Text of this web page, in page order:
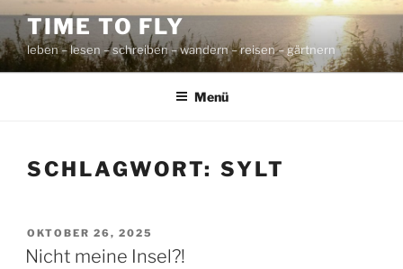
Zum
Inhalt
springen
TIME TO FLY
leben – lesen – schreiben – wandern – reisen – gärtnern
Menü
SCHLAGWORT: SYLT
VERÖFFENTLICHT
AM
OKTOBER 26, 2025
Nicht meine Insel?!